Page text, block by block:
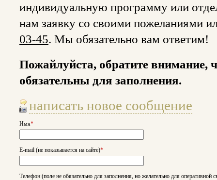
индивидуальную программу или
нам заявку со своими пожеланиями
03-45. Мы обязательно вам ответим!
Пожайлуйста, обратите внимание,
обязательны для заполнения.
написать новое сообщение
Имя*
E-mail (не показывается на сайте)*
Телефон (поле не обязательно для заполнения, но желательно для оперативной